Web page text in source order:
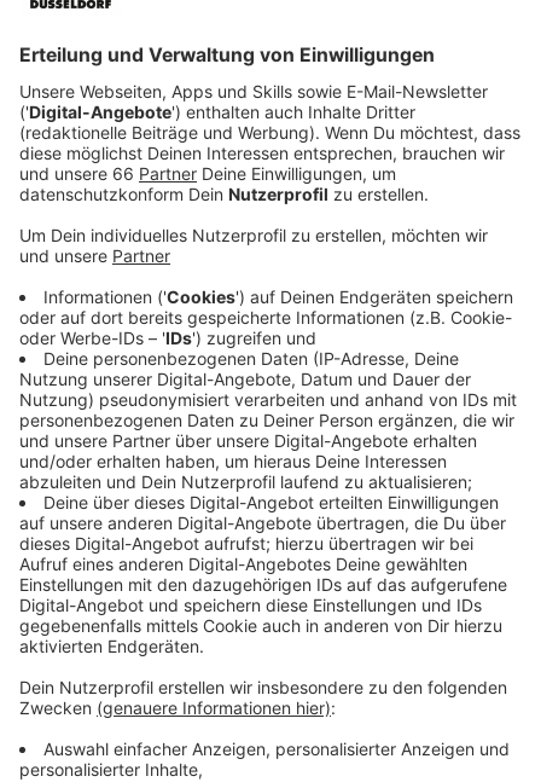
Anzeige
So funktioniert der Wahlraumfinder
Mit unserer Adresse erfahren wir über den
Wahlraumfinder, welches Wahllokal wir aufsuchen
müssen. Die Internetseite informiert uns zudem
darüber, ob das Wahllokal barrierefrei ist, also
beispielsweise mit einem Rollstuhl erreichbar. Sollte
das nicht der Fall sein, können wir uns alternative,
barrierefreie Wahllokale in unserem Wahlkreis anzeigen
lassen.
Anzeige
Wichtige Infos zur Briefwahl
Anzeige
Knapp einen Monat vor der Wahl erinnert die Stadt